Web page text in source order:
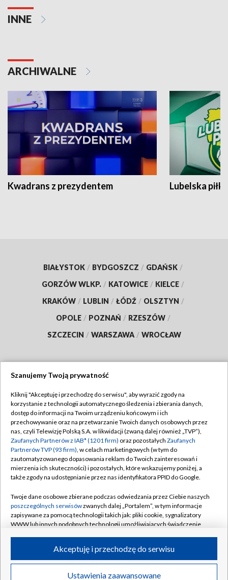
INNE
ARCHIWALNE
Kwadrans z prezydentem Lubelska piłka
BIAŁYSTOK / BYDGOSZCZ / GDAŃSK /
GORZÓW WLKP. / KATOWICE / KIELCE /
KRAKÓW / LUBLIN / ŁÓDŹ / OLSZTYN /
OPOLE / POZNAŃ / RZESZÓW /
SZCZECIN / WARSZAWA / WROCŁAW
TVP
Abonament TVP
Emisja w TVP
Centrum informacji TVP
Naziemna Telewizja Cyfrowa
Rada Programowa
System NOS
Informacje o nadawcy
Program dla prasy
Regulamin TVP
Polityka prywatności
Moje zgody
Pomoc
Kontakt
Kanały
©2026 Telewizja Polska S.A. w likwidacji
Szanujemy Twoją prywatność
Kliknij "Akceptuję i przechodzę do serwisu", aby wyrazić zgody na
korzystanie z technologii automatycznego śledzenia i zbierania danych,
dostęp do informacji na Twoim urządzeniu końcowym i ich
przechowywanie oraz na przetwarzanie Twoich danych osobowych przez
nas, czyli Telewizję Polską S.A. w likwidacji (zwaną dalej również „TVP”),
Zaufanych Partnerów z IAB* (1201 firm) oraz pozostałych Zaufanych
Partnerów TVP (93 firm), w celach marketingowych (w tym do
zautomatyzowanego dopasowania reklam do Twoich zainteresowań i
mierzenia ich skuteczności) i pozostałych, które wskazujemy poniżej, a
także zgody na udostępnianie przez nas identyfikatora PPID do Google.
Twoje dane osobowe zbierane podczas odwiedzania przez Ciebie naszych
poszczególnych serwisówzwanych dalej „Portalem”, w tym informacje
zapisywane za pomocą technologii takich jak: pliki cookie, sygnalizatory
WWW lub innych podobnych technologii umożliwiających świadczenie
ruchu w Internecie.
Twoje dane osobowe zbierane podczas odwiedzania przez Ciebie
Ustawienia zaawansowane
Akceptuję i przechodzę do serwisu